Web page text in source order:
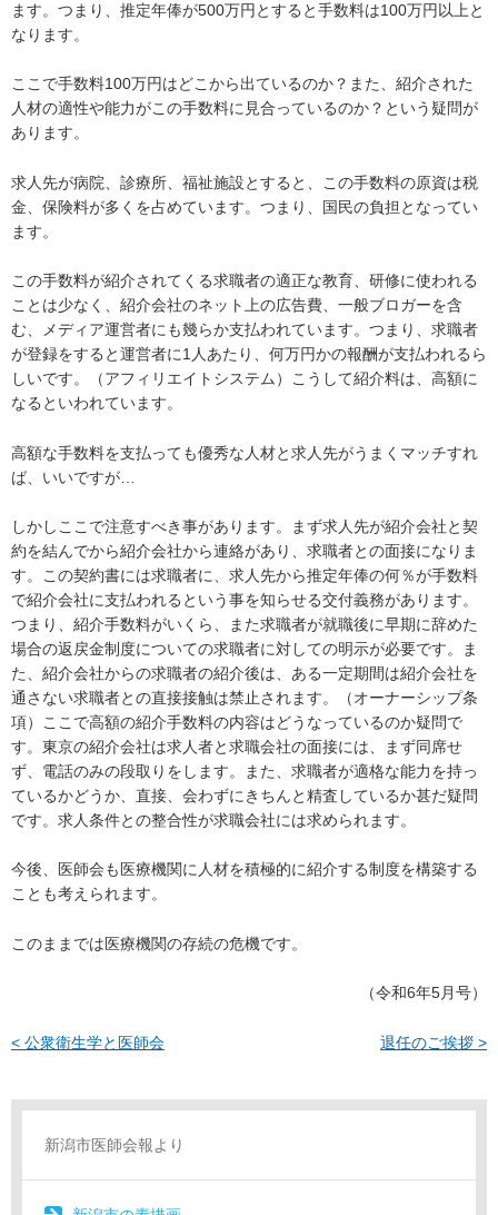
ます。つまり、推定年俸が500万円とすると手数料は100万円以上と
なります。
ここで手数料100万円はどこから出ているのか？また、紹介された
人材の適性や能力がこの手数料に見合っているのか？という疑問が
あります。
求人先が病院、診療所、福祉施設とすると、この手数料の原資は税
金、保険料が多くを占めています。つまり、国民の負担となってい
ます。
この手数料が紹介されてくる求職者の適正な教育、研修に使われる
ことは少なく、紹介会社のネット上の広告費、一般ブロガーを含
む、メディア運営者にも幾らか支払われています。つまり、求職者
が登録をすると運営者に1人あたり、何万円かの報酬が支払われるら
しいです。（アフィリエイトシステム）こうして紹介料は、高額に
なるといわれています。
高額な手数料を支払っても優秀な人材と求人先がうまくマッチすれ
ば、いいですが…
しかしここで注意すべき事があります。まず求人先が紹介会社と契
約を結んでから紹介会社から連絡があり、求職者との面接になりま
す。この契約書には求職者に、求人先から推定年俸の何％が手数料
で紹介会社に支払われるという事を知らせる交付義務があります。
つまり、紹介手数料がいくら、また求職者が就職後に早期に辞めた
場合の返戻金制度についての求職者に対しての明示が必要です。ま
た、紹介会社からの求職者の紹介後は、ある一定期間は紹介会社を
通さない求職者との直接接触は禁止されます。（オーナーシップ条
項）ここで高額の紹介手数料の内容はどうなっているのか疑問で
す。東京の紹介会社は求人者と求職会社の面接には、まず同席せ
ず、電話のみの段取りをします。また、求職者が適格な能力を持っ
ているかどうか、直接、会わずにきちんと精査しているか甚だ疑問
です。求人条件との整合性が求職会社には求められます。
今後、医師会も医療機関に人材を積極的に紹介する制度を構築する
ことも考えられます。
このままでは医療機関の存続の危機です。
（令和6年5月号）
< 公衆衛生学と医師会 退任のご挨拶 >
新潟市医師会報より